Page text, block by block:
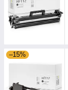
–15%